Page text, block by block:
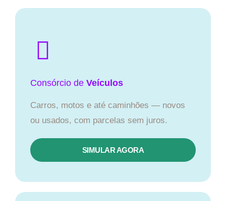
Consórcio de Veículos
Carros, motos e até caminhões — novos
ou usados, com parcelas sem juros.
SIMULAR AGORA